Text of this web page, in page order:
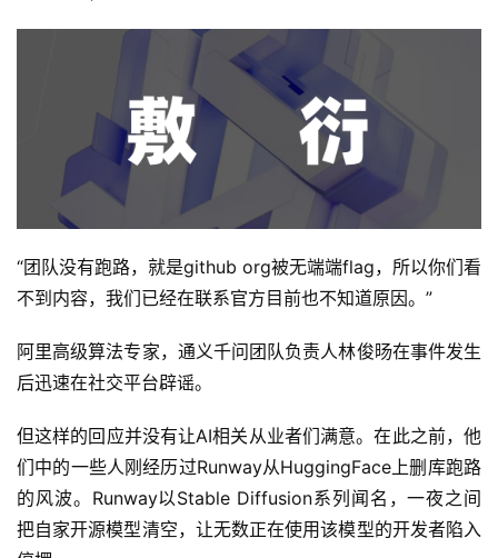
“团队没有跑路，就是github org被无端端flag，所以你们看
不到内容，我们已经在联系官方目前也不知道原因。”
阿里高级算法专家，通义千问团队负责人林俊旸在事件发生
后迅速在社交平台辟谣。
但这样的回应并没有让AI相关从业者们满意。在此之前，他
们中的一些人刚经历过Runway从HuggingFace上删库跑路
的风波。Runway以Stable Diffusion系列闻名，一夜之间
把自家开源模型清空，让无数正在使用该模型的开发者陷入